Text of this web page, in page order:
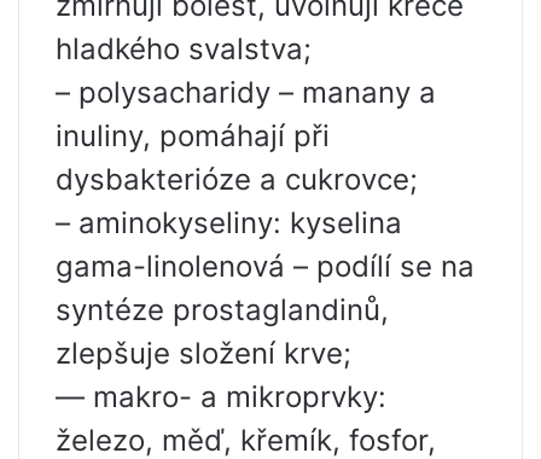
hladkého svalstva;
– polysacharidy – manany a
inuliny, pomáhají při
dysbakterióze a cukrovce;
– aminokyseliny: kyselina
gama-linolenová – podílí se na
syntéze prostaglandinů,
zlepšuje složení krve;
— makro- a mikroprvky:
železo, měď, křemík, fosfor,